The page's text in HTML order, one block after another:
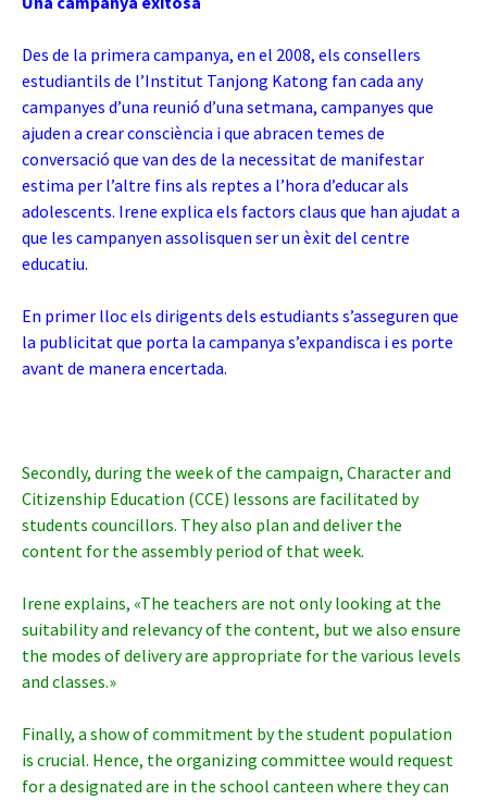
Des de la primera campanya, en el 2008, els consellers
estudiantils de l’Institut Tanjong Katong fan cada any
campanyes d’una reunió d’una setmana, campanyes que
ajuden a crear consciència i que abracen temes de
conversació que van des de la necessitat de manifestar
estima per l’altre fins als reptes a l’hora d’educar als
adolescents. Irene explica els factors claus que han ajudat a
que les campanyen assolisquen ser un èxit del centre
educatiu.
En primer lloc els dirigents dels estudiants s’asseguren que
la publicitat que porta la campanya s’expandisca i es porte
avant de manera encertada.
Secondly, during the week of the campaign, Character and
Citizenship Education (CCE) lessons are facilitated by
students councillors. They also plan and deliver the
content for the assembly period of that week.
Irene explains, «The teachers are not only looking at the
suitability and relevancy of the content, but we also ensure
the modes of delivery are appropriate for the various levels
and classes.»
Finally, a show of commitment by the student population
is crucial. Hence, the organizing committee would request
for a designated are in the school canteen where they can